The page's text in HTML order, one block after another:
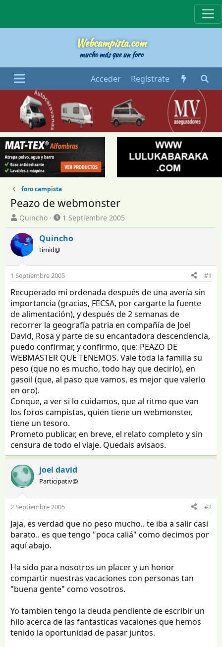
Webcampista.com
mucho más que un foro
Acceder Regístrate
foro campista
Peazo de webmonster
I
n
i
c
i
a
d
o
r
d
e
t
e
m
a
Quincho
F
e
c
d
e
i
n
i
c
o
1 Septiembre 2005
Quincho
timid@
1 Septiembre 2005 #1
Recuperado mi ordenada después de una avería sin
importancia (gracias, FECSA, por cargarte la fuente
de alimentación), y después de 2 semanas de
recorrer la geografía patria en compañía de Joel
David, Rosa y parte de su encantadora descendencia,
puedo confirmar, y confirmo, que: PEAZO DE
WEBMASTER QUE TENEMOS. Vale toda la familia su
peso (que no es mucho, todo hay que decirlo), en
gasoil (que, al paso que vamos, es mejor que valerlo
en oro).
Conque, a ver si lo cuidamos, que al ritmo que van
los foros campistas, quien tiene un webmonster,
tiene un tesoro.
Prometo publicar, en breve, el relato completo y sin
censura de todo el viaje. Quedais avisaos.
joel david
Participativ@
2 Septiembre 2005 #2
Jaja, es verdad que no peso mucho.. te iba a salir casi
barato.. es que tengo "poca caliá" como decimos por
aquí abajo.
Ha sido para nosotros un placer y un honor
compartir nuestras vacaciones con personas tan
"buena gente" como vosotros.
Yo tambien tengo la deuda pendiente de escribir un
hilo acerca de las fantasticas vacaiones que hemos
tenido la oportunidad de pasar juntos.